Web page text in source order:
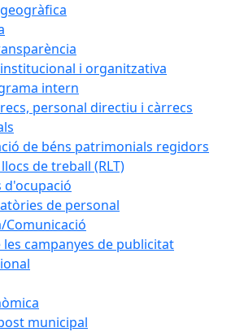
i organitzativa
intern
personal directiu i càrrecs
de béns patrimonials regidors
de treball (RLT)
d'ocupació
de personal
Comunicació
les campanyes de publicitat
municipal